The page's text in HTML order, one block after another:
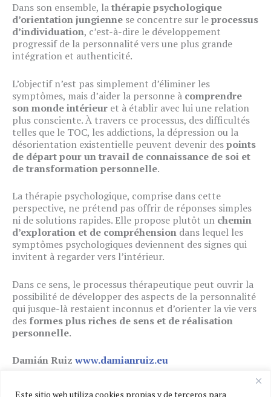
Este sitio web utiliza cookies propias y de terceros para
Dans son ensemble, lathérapie psychologique
d’orientation jungienne se concentre sur leprocessus
d’individuation, c’est-à-dire le développement
progressif de la personnalité vers une plus grande
intégration et authenticité.
L’objectif n’est pas simplement d’éliminer les
symptômes, mais d’aider la personne à comprendre
son monde intérieur et à établir avec lui une relation
plus consciente. À travers ce processus, des difficultés
telles que le TOC, les addictions, la dépression ou la
désorientation existentielle peuvent devenir despoints
de départ pour un travail de connaissance de soi et
de transformation personnelle.
La thérapie psychologique, comprise dans cette
perspective, ne prétend pas offrir de réponses simples
ni de solutions rapides. Elle propose plutôt un chemin
d’exploration et de compréhension dans lequel les
symptômes psychologiques deviennent des signes qui
invitent à regarder vers l’intérieur.
Dans ce sens, le processus thérapeutique peut ouvrir la
possibilité de développer des aspects de la personnalité
qui jusque-là restaient inconnus et d’orienter la vie vers
des formes plus riches de sens et de réalisation
personnelle.
Damián Ruiz www.damianruiz.eu